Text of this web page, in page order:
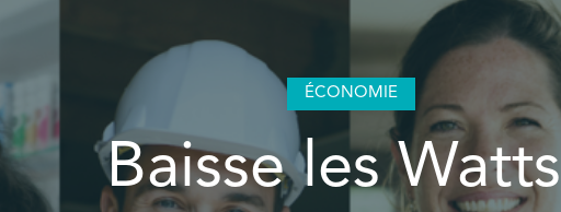
ÉCONOMIE
Baisse les